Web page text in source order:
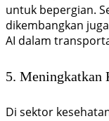
untuk bepergian.
dikembangkan
AI dalam
5. Meningkatkan
Di sektor